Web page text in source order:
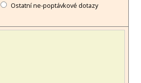
Ostatní ne-poptávkové dotazy